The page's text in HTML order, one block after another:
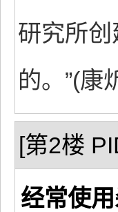
研究所
的。”(康
[第2楼
经常使